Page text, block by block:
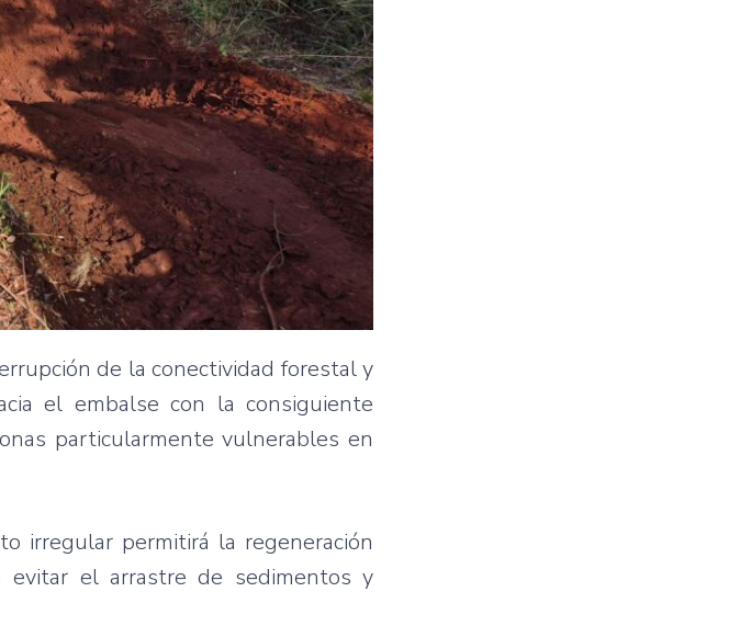
de la conectividad forestal y
el embalse con la consiguiente
particularmente vulnerables en
irregular permitirá la regeneración
evitar el arrastre de sedimentos y